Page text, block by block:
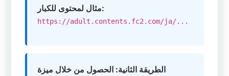
مثال لمحتوى للكبار:
https://adult.contents.fc2.com/ja/...
الطريقة الثانية: الحصول من خلال ميزة